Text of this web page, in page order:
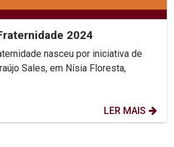
2024
nasceu por iniciativa de
Sales, em Nísia Floresta,
LER MAIS